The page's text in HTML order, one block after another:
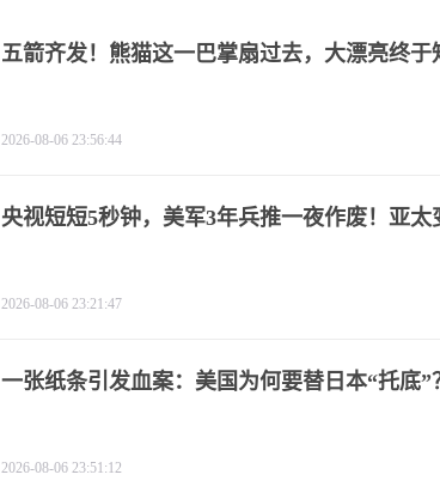
五箭齐发！熊猫这一巴掌扇过去，大漂亮终于
2026-08-06 23:56:44
央视短短5秒钟，美军3年兵推一夜作废！亚太
2026-08-06 23:21:47
一张纸条引发血案：美国为何要替日本“托底”
2026-08-06 23:51:12